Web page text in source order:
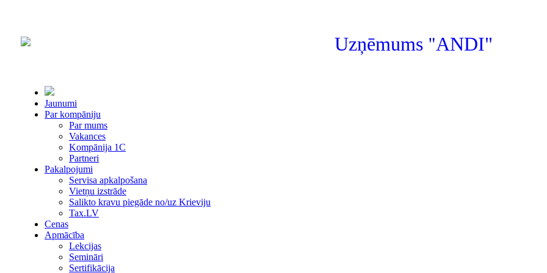
Uzņēmums"ANDI"
Jaunumi
Par kompāniju
Par mums
Vakances
Kompānija 1С
Partneri
Pakalpojumi
Servisa apkalpošana
Vietņu izstrāde
Salikto kravu piegāde no/uz Krieviju
Tax.LV
Cenas
Apmācība
Lekcijas
Semināri
Sertifikācija